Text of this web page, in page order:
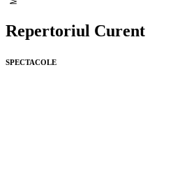
Repertoriul Curent
SPECTACOLE